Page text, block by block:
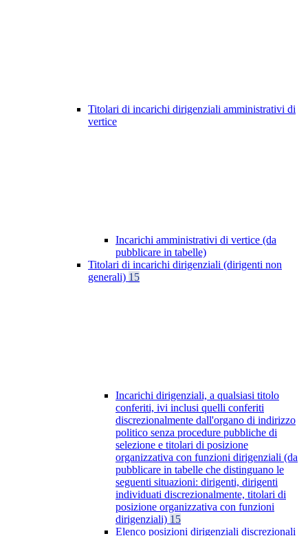
Titolari di incarichi dirigenziali amministrativi di
vertice
Incarichi amministrativi di vertice (da
pubblicare in tabelle)
Titolari di incarichi dirigenziali (dirigenti non
generali) 15
Incarichi dirigenziali, a qualsiasi titolo
conferiti, ivi inclusi quelli conferiti
discrezionalmente dall'organo di indirizzo
politico senza procedure pubbliche di
selezione e titolari di posizione
organizzativa con funzioni dirigenziali (da
pubblicare in tabelle che distinguano le
seguenti situazioni: dirigenti, dirigenti
individuati discrezionalmente, titolari di
posizione organizzativa con funzioni
dirigenziali) 15
Elenco posizioni dirigenziali discrezionali